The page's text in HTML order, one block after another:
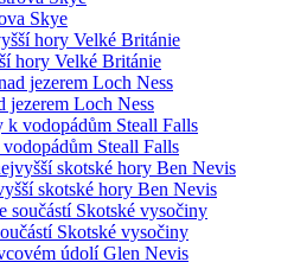
Skye
hory Velké Británie
jezerem Loch Ness
Steall Falls
skotské hory Ben Nevis
Skotské vysočiny